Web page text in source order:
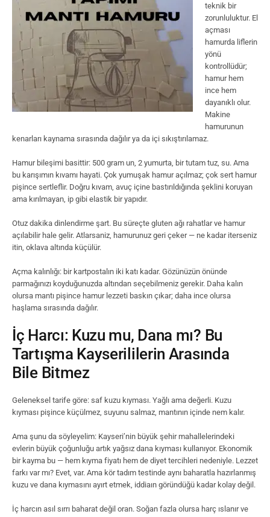
teknik bir
zorunluluktur. El
açması
hamurda liflerin
yönü
kontrollüdür;
hamur hem
ince hem
dayanıklı olur.
Makine
hamurunun
kenarları kaynama sırasında dağılır ya da içi sıkıştırılamaz.
Hamur bileşimi basittir: 500 gram un, 2 yumurta, bir tutam tuz, su. Ama
bu karışımın kıvamı hayati. Çok yumuşak hamur açılmaz; çok sert hamur
pişince sertleflir. Doğru kıvam, avuç içine bastırıldığında şeklini koruyan
ama kırılmayan, ip gibi elastik bir yapıdır.
Otuz dakika dinlendirme şart. Bu süreçte gluten ağı rahatlar ve hamur
açılabilir hale gelir. Atlarsaniz, hamurunuz geri çeker — ne kadar iterseniz
itin, oklava altında küçülür.
Açma kalınlığı: bir kartpostalın iki katı kadar. Gözünüzün önünde
parmağınızı koyduğunuzda altından seçebilmeniz gerekir. Daha kalın
olursa mantı pişince hamur lezzeti baskın çıkar; daha ince olursa
haşlama sırasında dağılır.
İç Harcı: Kuzu mu, Dana mı? Bu
Tartışma Kayserililerin Arasında
Bile Bitmez
Geleneksel tarife göre: saf kuzu kıyması. Yağlı ama değerli. Kuzu
kıyması pişince küçülmez, suyunu salmaz, mantının içinde nem kalır.
Ama şunu da söyleyelim: Kayseri’nin büyük şehir mahallelerindeki
evlerin büyük çoğunluğu artık yağsız dana kıyması kullanıyor. Ekonomik
bir kayma bu — hem kıyma fiyatı hem de diyet tercihleri nedeniyle. Lezzet
farkı var mı? Evet, var. Ama kör tadım testinde aynı baharatla hazırlanmış
kuzu ve dana kıymasını ayırt etmek, iddiaın göründüğü kadar kolay değil.
İç harcın asıl sırrı baharat değil oran. Soğan fazla olursa harç ıslanır ve